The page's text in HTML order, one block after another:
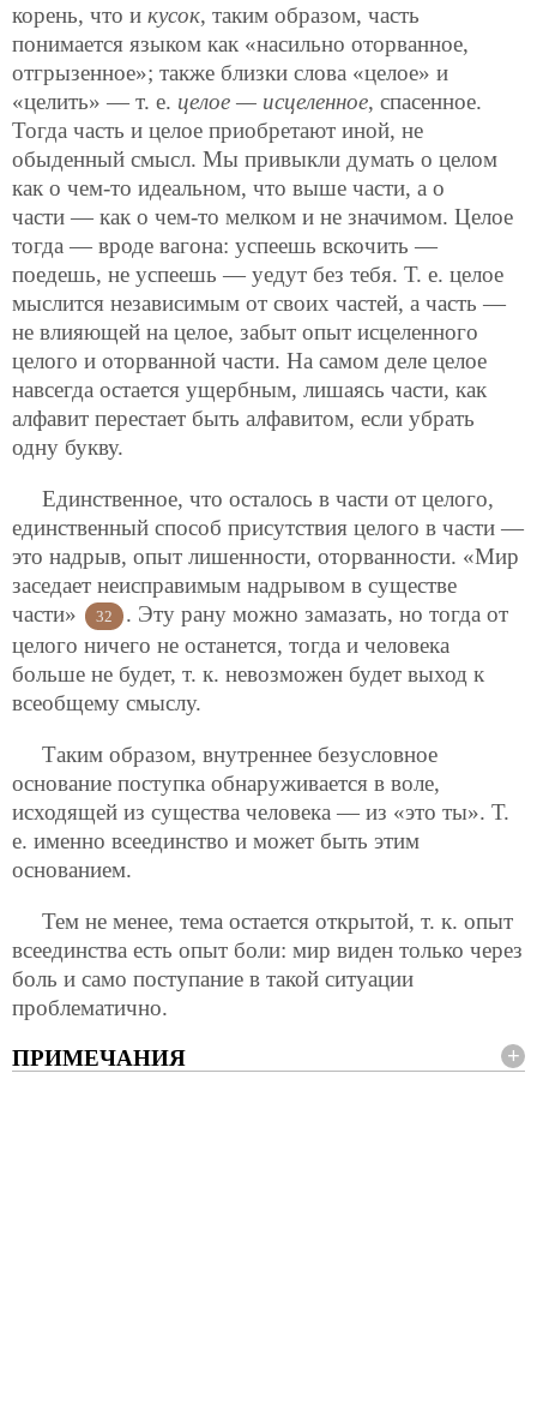
корень, что и кусок, таким образом, часть
понимается языком как «насильно оторванное,
отгрызенное»; также близки слова «целое» и
«целить» — т. е. целое — исцеленное, спасенное.
Тогда часть и целое приобретают иной, не
обыденный смысл. Мы привыкли думать о целом
как о чем-то идеальном, что выше части, а о
части — как о чем-то мелком и не значимом. Целое
тогда — вроде вагона: успеешь вскочить —
поедешь, не успеешь — уедут без тебя. Т. е. целое
мыслится независимым от своих частей, а часть —
не влияющей на целое, забыт опыт исцеленного
целого и оторванной части. На самом деле целое
навсегда остается ущербным, лишаясь части, как
алфавит перестает быть алфавитом, если убрать
одну букву.
Единственное, что осталось в части от целого,
единственный способ присутствия целого в части —
это надрыв, опыт лишенности, оторванности. «Мир
заседает неисправимым надрывом в существе
части»
32
. Эту рану можно замазать, но тогда от
целого ничего не останется, тогда и человека
больше не будет, т. к. невозможен будет выход к
всеобщему смыслу.
Таким образом, внутреннее безусловное
основание поступка обнаруживается в воле,
исходящей из существа человека — из «это ты». Т.
е. именно всеединство и может быть этим
основанием.
Тем не менее, тема остается открытой, т. к. опыт
всеединства есть опыт боли: мир виден только через
боль и само поступание в такой ситуации
проблематично.
ПРИМЕЧАНИЯ